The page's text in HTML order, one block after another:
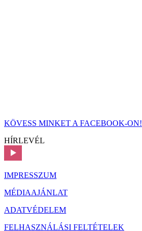
KÖVESS MINKET A FACEBOOK-ON!
HÍRLEVÉL
IMPRESSZUM
MÉDIAAJÁNLAT
ADATVÉDELEM
FELHASZNÁLÁSI FELTÉTELEK